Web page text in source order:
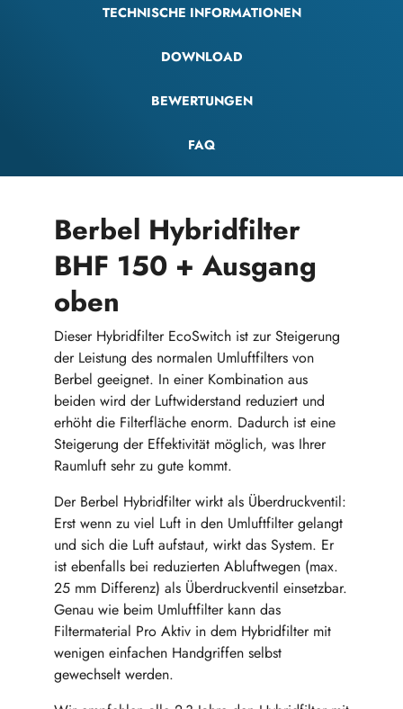
TECHNISCHE INFORMATIONEN
DOWNLOAD
BEWERTUNGEN
FAQ
Berbel Hybridfilter
BHF 150 + Ausgang
oben
Dieser Hybridfilter EcoSwitch ist zur Steigerung
der Leistung des normalen Umluftfilters von
Berbel geeignet. In einer Kombination aus
beiden wird der Luftwiderstand reduziert und
erhöht die Filterfläche enorm. Dadurch ist eine
Steigerung der Effektivität möglich, was Ihrer
Raumluft sehr zu gute kommt.
Der Berbel Hybridfilter wirkt als Überdruckventil:
Erst wenn zu viel Luft in den Umluftfilter gelangt
und sich die Luft aufstaut, wirkt das System. Er
ist ebenfalls bei reduzierten Abluftwegen (max.
25 mm Differenz) als Überdruckventil einsetzbar.
Genau wie beim Umluftfilter kann das
Filtermaterial Pro Aktiv in dem Hybridfilter mit
wenigen einfachen Handgriffen selbst
gewechselt werden.